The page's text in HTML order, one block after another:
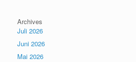
Archives
Juli 2026
Juni 2026
Mai 2026